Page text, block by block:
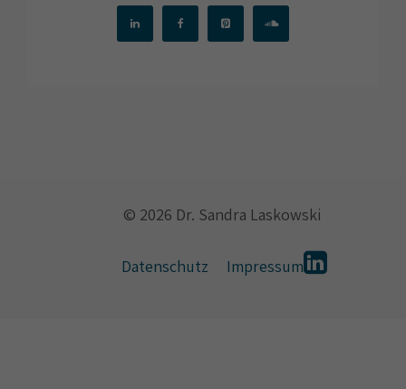
© 2026 Dr. Sandra Laskowski
Datenschutz Impressum